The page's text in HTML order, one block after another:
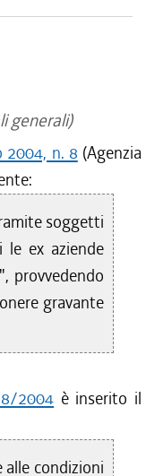
generali)
2004, n. 8 (Agenzia
soggetti
ex aziende
provvedendo
gravante
2004 è inserito il
alle condizioni